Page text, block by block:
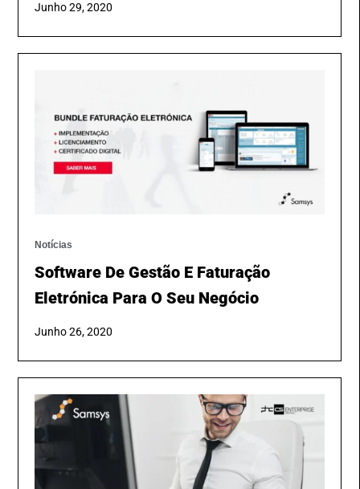
Junho 29, 2020
Notícias
Software De Gestão E Faturação
Eletrónica Para O Seu Negócio
Junho 26, 2020